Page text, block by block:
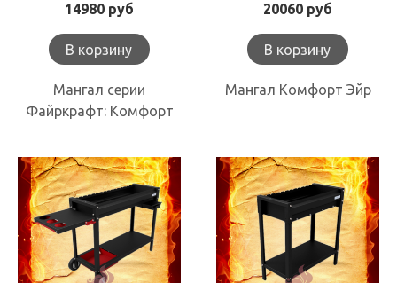
14980 руб
В корзину
Мангал серии
Файркрафт: Комфорт
20060 руб
В корзину
Мангал Комфорт Эйр